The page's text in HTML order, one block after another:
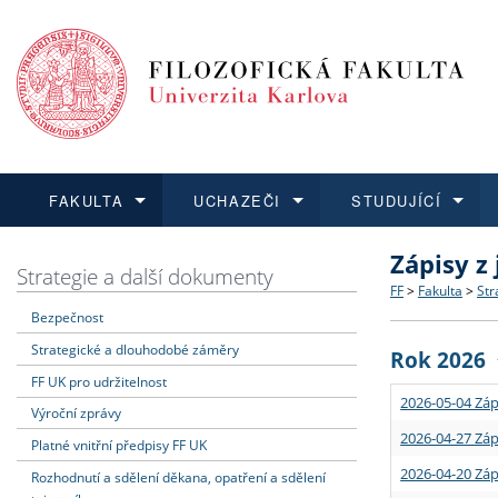
FAKULTA
Dozvědět se více
Struktura
Strategie
Podpora
UCHAZEČI
Podat přihlášku
Co
Učitelské
STUDUJÍCÍ
Dozvědět se více
Rigorózní
Dozvědět se více
O vědě a
Granty a
Dozvědět se více
Aktuální
Strategie a další dokumenty
Bezpečnost
Strategické a dlouhodobé záměry
FF UK pro udržitelnost
Výroční zprávy
Platné vnitřní předpisy FF UK
Rozhodnutí a sdělení děkana, opatření a sdělení
Zápisy
FF > Fakulta >
Rok 2026
2026-05-04
2026-04-27
2026-04-20